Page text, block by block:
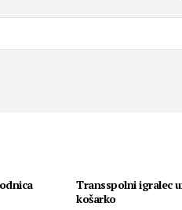
Transspolni igralec
košarko